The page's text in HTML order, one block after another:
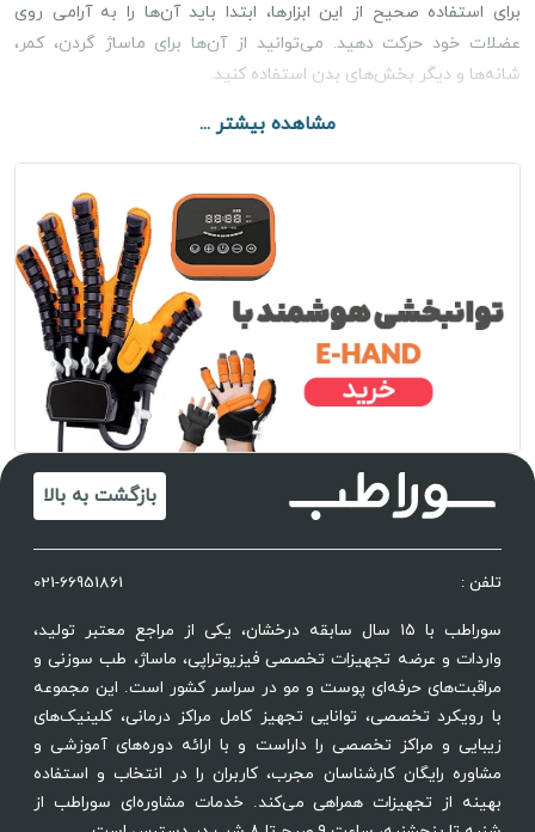
برای استفاده صحیح از این ابزارها، ابتدا باید آن‌ها را به آرامی روی
عضلات خود حرکت دهید. می‌توانید از آن‌ها برای ماساژ گردن، کمر،
شانه‌ها و دیگر بخش‌های بدن استفاده کنید.
مشاهده بیشتر ...
بازگشت به بالا
تلفن : 021-66951861
سوراطب با ۱۵ سال سابقه درخشان، یکی از مراجع معتبر تولید،
واردات و عرضه تجهیزات تخصصی فیزیوتراپی، ماساژ، طب سوزنی و
مراقبت‌های حرفه‌ای پوست و مو در سراسر کشور است. این مجموعه
با رویکرد تخصصی، توانایی تجهیز کامل مراکز درمانی، کلینیک‌های
زیبایی و مراکز تخصصی را داراست و با ارائه دوره‌های آموزشی و
مشاوره رایگان کارشناسان مجرب، کاربران را در انتخاب و استفاده
بهینه از تجهیزات همراهی می‌کند. خدمات مشاوره‌ای سوراطب از